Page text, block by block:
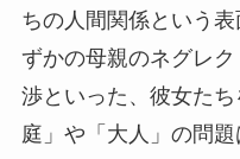
ちの人間関係という
ずかの母親のネグレ
渉といった、彼女た
庭」や「大人」の問